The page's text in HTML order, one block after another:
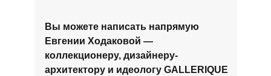
Вы можете написать напрямую
Евгении Ходаковой —
коллекционеру, дизайнеру-
архитектору и идеологу GALLERIQUE